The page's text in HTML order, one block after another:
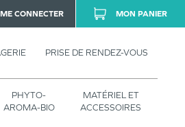
PRISE DE RENDEZ-VOUS
PHYTO-
AROMA-BIO
MATÉRIEL ET
ACCESSOIRES
ME CONNECTER MON PANIER